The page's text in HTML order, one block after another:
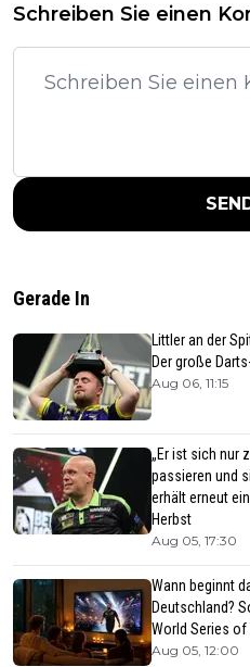
Schreiben Sie einen
Gerade In
Littler an der
Der große
Aug 06, 11:15
„Er ist sich nur
passieren und
erhält erneut
Herbst
Aug 05, 17:30
Wann beginnt
Deutschland?
World Series of
Aug 05, 12:00